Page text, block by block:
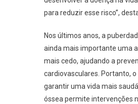
para reduzir esse risco”,
Nos últimos anos, a
ainda mais importante uma
mais cedo, ajudando a
cardiovasculares. Portanto,
garantir uma vida mais
óssea permite intervenções